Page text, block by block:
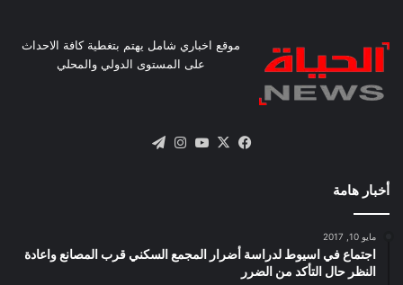
موقع اخباري شامل يهتم بتغطية كافة الاحداث
على المستوى الدولي والمحلي
فيسبوك
X يوتيوبانستقرام
أخبار هامة
مايو 10, 2017
اجتماع في اسيوط لدراسة أضرار المجمع السكني قرب المصانع واعادة
النظر حال التأكد من الضرر